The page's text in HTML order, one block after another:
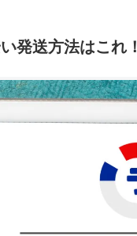
発送方法はこれ！